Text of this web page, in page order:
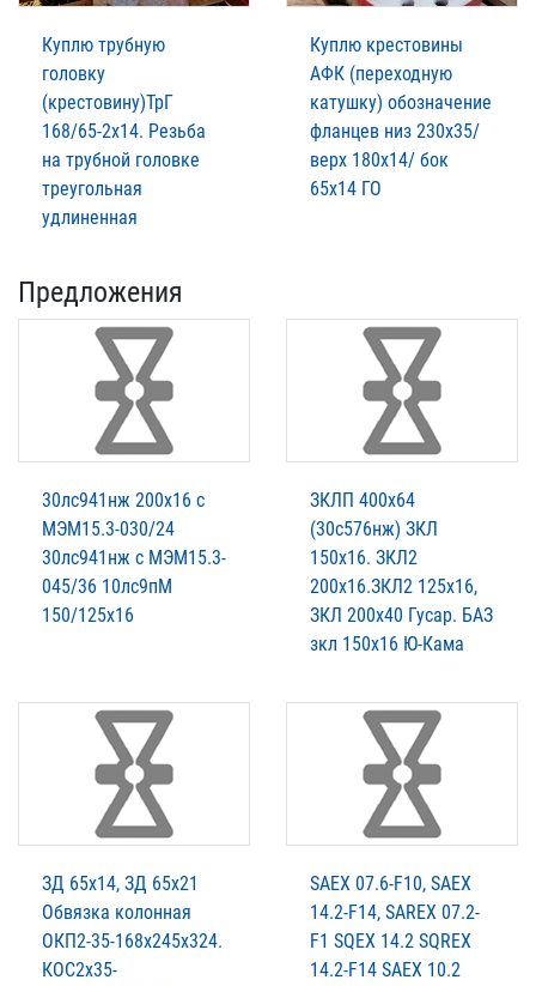
Куплю трубную
головку
(крестовину)ТрГ
168/65-2х14. Резьба
на трубной головке
треугольная
удлиненная
Куплю крестовины
АФК (переходную
катушку) обозначение
фланцев низ 230х35/
верх 180х14/ бок
65х14 ГО
Предложения
30лс941нж 200х16 с
МЭМ15.3-030/24
30лс941нж с МЭМ15.3-
045/36 10лс9пМ
150/125х16
ЗКЛП 400х64
(30с576нж) ЗКЛ
150х16. ЗКЛ2
200х16.ЗКЛ2 125х16,
ЗКЛ 200х40 Гусар. БАЗ
зкл 150х16 Ю-Кама
ЗД 65х14, ЗД 65х21
Обвязка колонная
ОКП2-35-168х245х324.
КОС2х35-
SAEX 07.6-F10, SAEX
14.2-F14, SAREX 07.2-
F1 SQEX 14.2 SQREX
14.2-F14 SAEX 10.2